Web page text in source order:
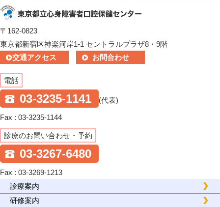
〒162-0823
東京都新宿区神楽河岸1-1 セントラルプラザ8・9階
交通アクセス
お問合わせ
電話
03-3235-1141 (代表)
Fax : 03-3235-1144
診療のお問い合わせ・予約
03-3267-6480
Fax : 03-3269-1213
診療案内
研修案内